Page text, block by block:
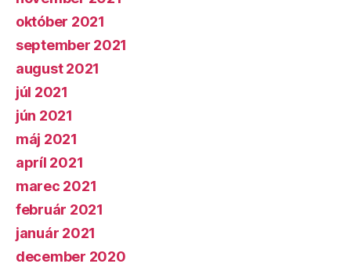
október 2021
september 2021
august 2021
júl 2021
jún 2021
máj 2021
apríl 2021
marec 2021
február 2021
január 2021
december 2020